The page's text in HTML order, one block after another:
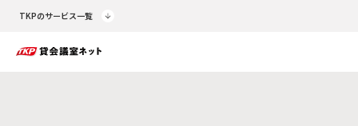
TKPのサービス一覧